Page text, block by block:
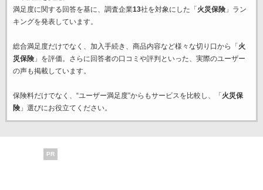
満足度に関する回答を基に、調査企業13社を対象にした「 火災保険」ラン
キングを発表しています。
総合満足度だけでなく、加入手続き、商品内容など様々な切り口から「 火
災保険」を評価。さらに回答者の口コミや評判といった、実際のユーザー
の声も掲載しています。
保険料だけでなく、“ユーザー満足度”からもサービスを比較し、「 火災保
険」選びにお役立てください。
PR